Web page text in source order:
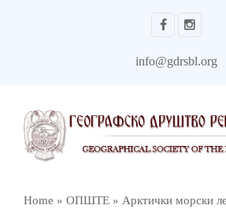
info@gdrsbl.org
Home » ОПШТЕ » Арктички морски